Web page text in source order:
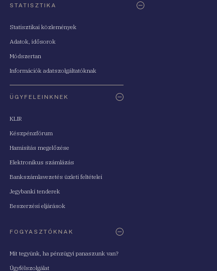
STATISZTIKA
Statisztikai közlemények
Adatok, idősorok
Módszertan
Információk adatszolgáltatóknak
ÜGYFELEINKNEK
KLIR
Készpénzfórum
Hamisítás megelőzése
Elektronikus számlázás
Bankszámlavezetés üzleti feltételei
Jegybanki tenderek
Beszerzési eljárások
FOGYASZTÓKNAK
Mit tegyünk, ha pénzügyi panaszunk van?
Ügyfélszolgálat